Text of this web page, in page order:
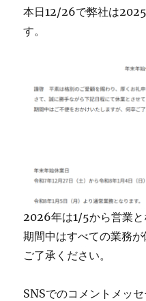
本日12/26で弊社は
す。
2026年は1/5から営業と
期間中はすべての業務
ご了承ください。
SNSでのコメントメッ